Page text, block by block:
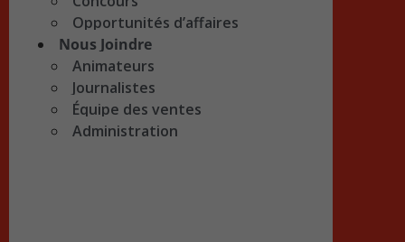
Opportunités d’affaires
Nous Joindre
Animateurs
Journalistes
Équipe des ventes
Administration